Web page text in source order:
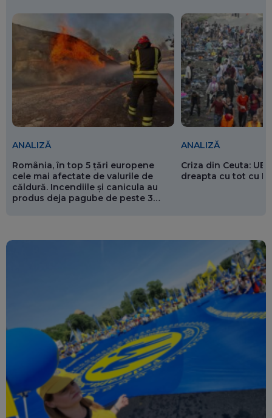
ANALIZĂ
România, în top 5 țări europene
cele mai afectate de valurile de
căldură. Incendiile și canicula au
produs deja pagube de peste 3
ANALIZĂ
Criza din Ceuta: UE
dreapta cu tot cu